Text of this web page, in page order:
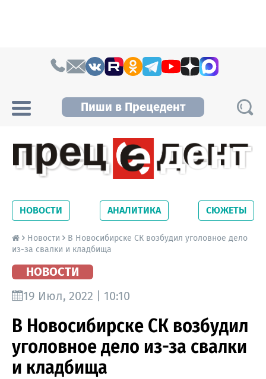
Пиши в Прецедент
Новосибирской области. Читайте свежие
новости на сайте сетевого издания
Precedent.
НОВОСТИ АНАЛИТИКА СЮЖЕТЫ
Новости
В Новосибирске СК возбудил уголовное дело
из-за свалки и кладбища
НОВОСТИ
19 Июл, 2022 | 10:10
В Новосибирске СК возбудил
уголовное дело из-за свалки
и кладбища